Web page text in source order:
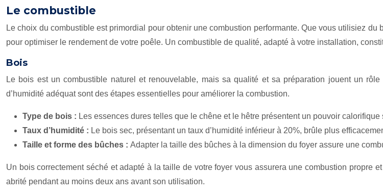
Le combustible
Le choix du combustible est primordial pour obtenir une combustion performante. Que vous utilisiez
pour optimiser le rendement de votre poêle. Un combustible de qualité, adapté à votre installation,
Bois
Le bois est un combustible naturel et renouvelable, mais sa qualité et sa préparation jouent un
d’humidité adéquat sont des étapes essentielles pour améliorer la combustion.
Type de bois : Les essences dures telles que le chêne et le hêtre présentent un pouvoir
Taux d’humidité : Le bois sec, présentant un taux d’humidité inférieur à 20%, brûle plus
Taille et forme des bûches : Adapter la taille des bûches à la dimension du foyer assure une
Un bois correctement séché et adapté à la taille de votre foyer vous assurera une combustion propre
abrité pendant au moins deux ans avant son utilisation.